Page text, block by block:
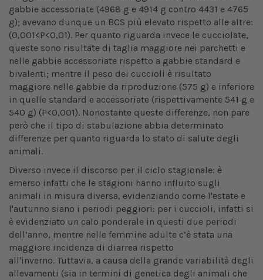
gabbie accessoriate (4968 g e 4914 g contro 4431 e 4765
g); avevano dunque un BCS più elevato rispetto alle altre:
(0,001<P<0,01). Per quanto riguarda invece le cucciolate,
queste sono risultate di taglia maggiore nei parchetti e
nelle gabbie accessoriate rispetto a gabbie standard e
bivalenti; mentre il peso dei cuccioli è risultato
maggiore nelle gabbie da riproduzione (575 g) e inferiore
in quelle standard e accessoriate (rispettivamente 541 g e
540 g) (P<0,001). Nonostante queste differenze, non pare
però che il tipo di stabulazione abbia determinato
differenze per quanto riguarda lo stato di salute degli
animali.
Diverso invece il discorso per il ciclo stagionale: è
emerso infatti che le stagioni hanno influito sugli
animali in misura diversa, evidenziando come l'estate e
l'autunno siano i periodi peggiori: per i cuccioli, infatti si
è evidenziato un calo ponderale in questi due periodi
dell’anno, mentre nelle femmine adulte c’è stata una
maggiore incidenza di diarrea rispetto
all'inverno. Tuttavia, a causa della grande variabilità degli
allevamenti (sia in termini di genetica degli animali che